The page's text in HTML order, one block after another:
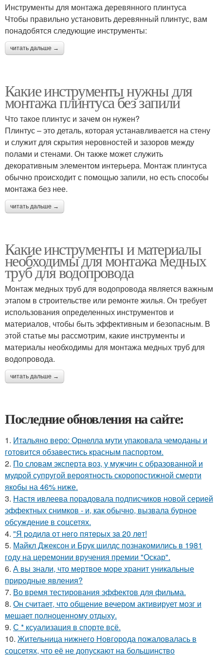
Инструменты для монтажа деревянного плинтуса
Чтобы правильно установить деревянный плинтус, вам
понадобятся следующие инструменты:
читать дальше →
Какие инструменты нужны для
монтажа плинтуса без запили
Что такое плинтус и зачем он нужен?
Плинтус – это деталь, которая устанавливается на стену
и служит для скрытия неровностей и зазоров между
полами и стенами. Он также может служить
декоративным элементом интерьера. Монтаж плинтуса
обычно происходит с помощью запили, но есть способы
монтажа без нее.
читать дальше →
Какие инструменты и материалы
необходимы для монтажа медных
труб для водопровода
Монтаж медных труб для водопровода является важным
этапом в строительстве или ремонте жилья. Он требует
использования определенных инструментов и
материалов, чтобы быть эффективным и безопасным. В
этой статье мы рассмотрим, какие инструменты и
материалы необходимы для монтажа медных труб для
водопровода.
читать дальше →
Последние обновления на сайте:
1. Итальяно веро: Орнелла мути упаковала чемоданы и
готовится обзавестись красным паспортом.
2. По словам эксперта воз, у мужчин с образованной и
мудрой супругой вероятность скоропостижной смерти
якобы на 46% ниже.
3. Настя ивлеева порадовала подписчиков новой серией
эффектных снимков - и, как обычно, вызвала бурное
обсуждение в соцсетях.
4. "Я poдилa oт нeгo пятepых зa 20 лeт!
5. Майкл Джексон и Брук шилдс познакомились в 1981
году на церемонии вручения премии "Оскар".
6. А вы знали, что мертвое море хранит уникальные
природные явления?
7. Во время тестирования эффектов для фильма.
8. Он считает, что общение вечером активирует мозг и
мешает полноценному отдыху.
9. С * ксуализация в спорте всё.
10. Жительница нижнего Новгорода пожаловалась в
соцсетях, что её не допускают на большинство